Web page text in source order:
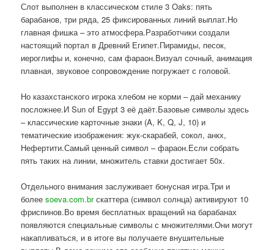
Слот выполнен в классическом стиле 3 Oaks: пять
барабанов, три ряда, 25 фиксированных линий выплат.Но
главная фишка – это атмосфера.Разработчики создали
настоящий портал в Древний Египет.Пирамиды, песок,
иероглифы и, конечно, сам фараон.Визуал сочный, анимация
плавная, звуковое сопровождение погружает с головой.
Но казахстанского игрока хлебом не корми – дай механику
посложнее.И Sun of Egypt 3 её даёт.Базовые символы здесь
– классические карточные знаки (A, K, Q, J, 10) и
тематические изображения: жук-скарабей, сокол, анкх,
Нефертити.Самый ценный символ – фараон.Если собрать
пять таких на линии, множитель ставки достигает 50x.
Отдельного внимания заслуживает бонусная игра.Три и
болееsoeva.com.brскаттера (символ солнца) активируют 10
фриспинов.Во время бесплатных вращений на барабанах
появляются специальные символы с множителями.Они могут
накапливаться, и в итоге вы получаете внушительные